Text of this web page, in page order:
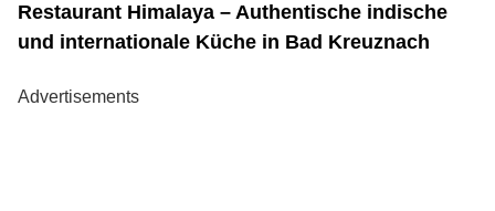
Restaurant Himalaya – Authentische indische
und internationale Küche in Bad Kreuznach
Advertisements